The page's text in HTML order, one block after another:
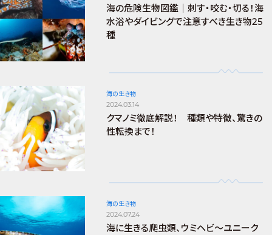
海の危険生物図鑑｜刺す・咬む・切る！海
水浴やダイビングで注意すべき生き物25
種
海の生き物
2024.03.14
クマノミ徹底解説！ 種類や特徴、驚きの
性転換まで！
海の生き物
2024.07.24
海に生きる爬虫類、ウミヘビ～ユニーク